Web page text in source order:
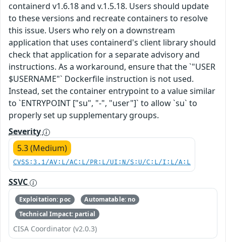
containerd v1.6.18 and v.1.5.18. Users should update
to these versions and recreate containers to resolve
this issue. Users who rely on a downstream
application that uses containerd's client library should
check that application for a separate advisory and
instructions. As a workaround, ensure that the `"USER
$USERNAME"` Dockerfile instruction is not used.
Instead, set the container entrypoint to a value similar
to `ENTRYPOINT ["su", "-", "user"]` to allow `su` to
properly set up supplementary groups.
Severity
5.3 (Medium)
CVSS:3.1/AV:L/AC:L/PR:L/UI:N/S:U/C:L/I:L/A:L
SSVC
Exploitation: poc
Automatable: no
Technical Impact: partial
CISA Coordinator (v2.0.3)